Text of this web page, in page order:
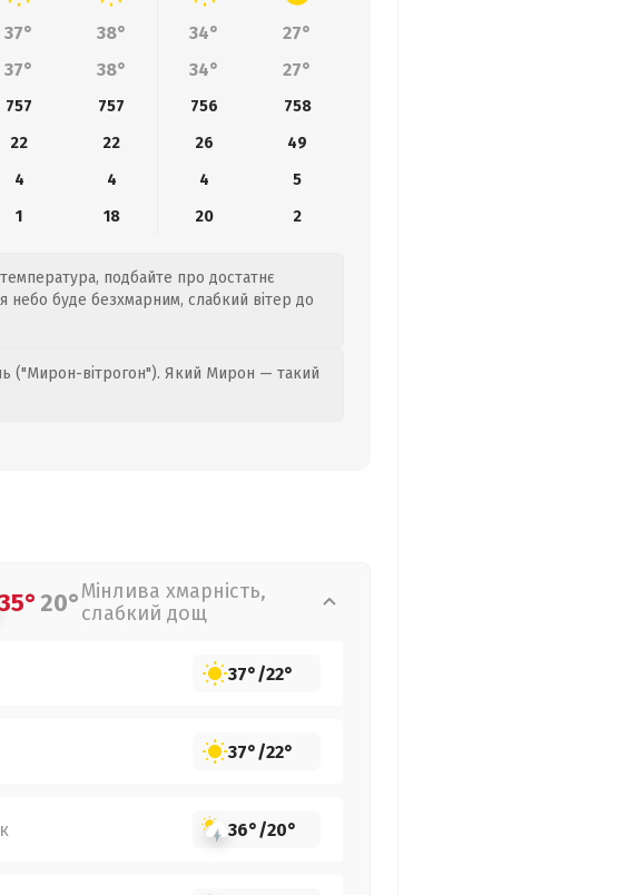
37° 38° 34°
27°
37° 38° 34° 27°
757 757 756
758
22 22 26
49
4 4 4
5
1 18 20 2
температура, подбайте про достатнє
небо буде безхмарним, слабкий вітер до
("Мирон-вітрогон"). Який Мирон — такий
20°Мінлива хмарність,
слабкий дощ
37°/22°
37°/22°
36°/20°